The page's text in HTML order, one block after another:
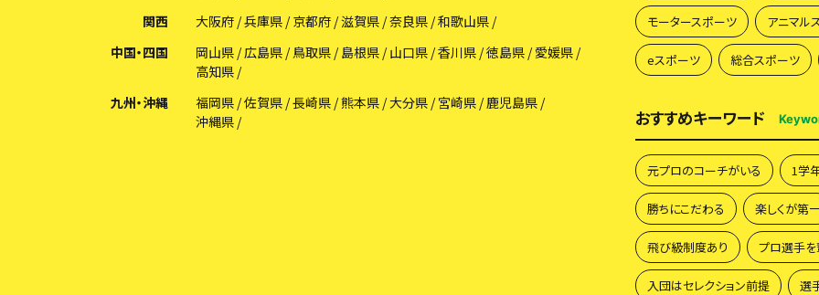
関西
大阪府 兵庫県 京都府 滋賀県 奈良県 和歌山県
中国・四国
岡山県 広島県 鳥取県 島根県 山口県 香川県 徳島県 愛媛県
高知県
九州・沖縄
福岡県 佐賀県 長崎県 熊本県 大分県 宮崎県 鹿児島県
沖縄県
モータースポーツ アニマル
eスポーツ 総合スポーツ
おすすめキーワード
元プロのコーチがいる 1学
勝ちにこだわる 楽しくが第
飛び級制度あり プロ選手
入団はセレクション前提 選